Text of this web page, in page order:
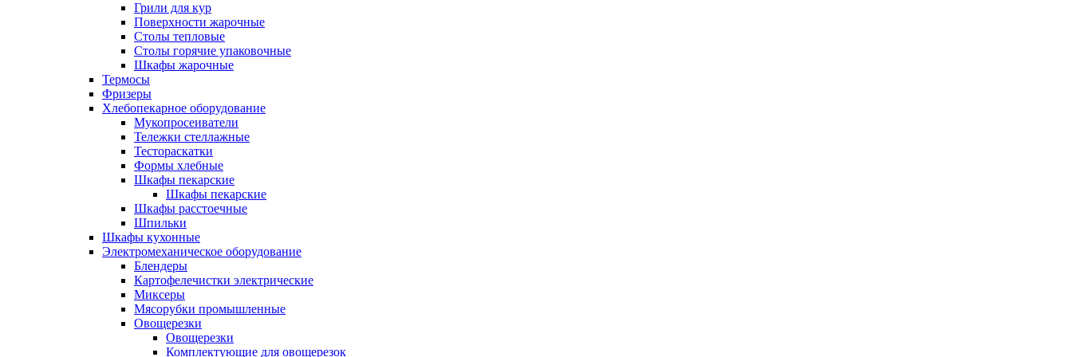
Грили для кур
Поверхности жарочные
Столы тепловые
Столы горячие упаковочные
Шкафы жарочные
Термосы
Фризеры
Хлебопекарное оборудование
Мукопросеиватели
Тележки стеллажные
Тестораскатки
Формы хлебные
Шкафы пекарские
Шкафы пекарские
Шкафы расстоечные
Шпильки
Шкафы кухонные
Электромеханическое оборудование
Блендеры
Картофелечистки электрические
Миксеры
Мясорубки промышленные
Овощерезки
Овощерезки
Комплектующие для овощерезок